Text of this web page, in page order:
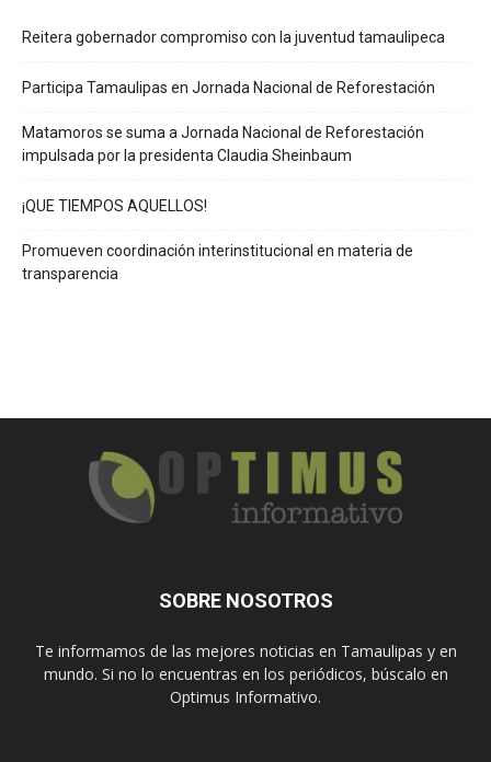
Reitera gobernador compromiso con la juventud tamaulipeca
Participa Tamaulipas en Jornada Nacional de Reforestación
Matamoros se suma a Jornada Nacional de Reforestación
impulsada por la presidenta Claudia Sheinbaum
¡QUE TIEMPOS AQUELLOS!
Promueven coordinación interinstitucional en materia de
transparencia
SOBRE NOSOTROS
Te informamos de las mejores noticias en Tamaulipas y en
mundo. Si no lo encuentras en los periódicos, búscalo en
Optimus Informativo.